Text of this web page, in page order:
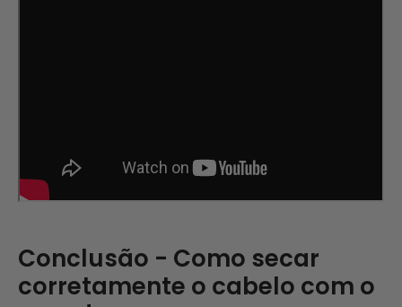
Conclusão - Como secar
corretamente o cabelo com o